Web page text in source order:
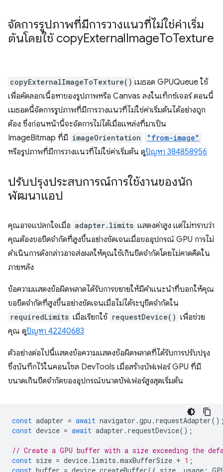
จัดการรูปภาพที่มีการวางแนวที่ไม่ใช่ค่าเริ่ม
ต้นโดยใช้ copyExternalImageToTexture
copyExternalImageToTexture() เมธอด GPUQueue ใช้
เพื่อคัดลอกเนื้อหาของรูปภาพหรือ Canvas ลงในเท็กซ์เจอร์ ตอนนี้
เมธอดนี้จัดการรูปภาพที่มีการวางแนวที่ไม่ใช่ค่าเริ่มต้นได้อย่างถูก
ต้อง ซึ่งก่อนหน้านี้จะจัดการไม่ได้เมื่อแหล่งที่มาเป็น
ImageBitmap ที่มี imageOrientation "from-image"
หรือรูปภาพที่มีการวางแนวที่ไม่ใช่ค่าเริ่มต้น ดูปัญหา 384858956
ปรับปรุงประสบการณ์การใช้งานของนัก
พัฒนาแอป
คุณอาจแปลกใจเมื่อ adapter.limits แสดงค่าสูง แต่ไม่ทราบว่า
คุณต้องขอขีดจำกัดที่สูงขึ้นอย่างชัดเจนเมื่อขออุปกรณ์ GPU การไม่
ดำเนินการดังกล่าวอาจส่งผลให้คุณใช้เกินขีดจำกัดโดยไม่คาดคิดใน
ภายหลัง
ข้อความแสดงข้อผิดพลาดได้รับการขยายให้มีคำแนะนำที่บอกให้คุณ
ขอขีดจำกัดที่สูงขึ้นอย่างชัดเจนเมื่อไม่ได้ระบุขีดจำกัดใน
requiredLimits เมื่อเรียกใช้ requestDevice() เพื่อช่วย
คุณ ดูปัญหา 42240683
ตัวอย่างต่อไปนี้แสดงข้อความแสดงข้อผิดพลาดที่ได้รับการปรับปรุง
ซึ่งบันทึกไว้ในคอนโซล DevTools เมื่อสร้างบัฟเฟอร์ GPU ที่มี
ขนาดเกินขีดจำกัดของอุปกรณ์ขนาดบัฟเฟอร์สูงสุดเริ่มต้น
const adapter = await navigator .gpu . requestAdapter
const device = await adapter . requestDevice();
// Create a GPU buffer with a size exceeding the
const size = device. limits .maxBufferSize + 1 ;